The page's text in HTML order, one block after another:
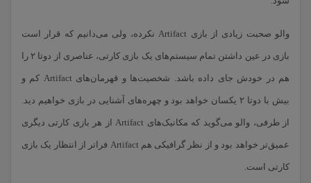
والو صحبت زیادی از بازی Artifact نکرده، ولی می‌دانیم که قرار است
بازی در عین داشتن تمام سیستم‌های یک بازی کارتی، عناصری از دوتا ۲ را
هم در خودش جای داده باشد. شخصیت‌ها و قهرمان‌های Artifact کم و
بیش با دوتا ۲ یکسان خواهد بود و چهره‌های آشنایی در بازی خواهیم دید.
از طرفی، والو می‌گوید که مکانیک‌های Artifact از هر بازی کارتی دیگری
عمیق‌تر خواهد بود و از نظر گرافیکی هم Artifact فراتر از انتظار یک بازی
کارتی است.